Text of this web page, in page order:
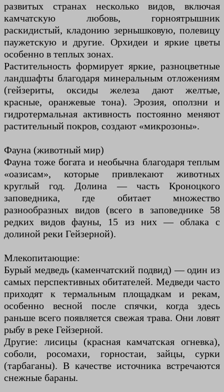
развитых странах несколько видов, включая
камчатскую любовь, горноятрышник
раскидистый, кладонию зернышковую, полевицу
паужетскую и другие. Орхидеи и яркие цветы
особенно в теплых зонах.
Растительность формирует яркие, разноцветные
ландшафты благодаря минеральным отложениям
(гейзериты, оксиды железа дают желтые,
красные, оранжевые тона). Эрозия, оползни и
гидротермальная активность постоянно меняют
растительный покров, создают «микрозоны».
Фауна (животный мир)
Фауна тоже богата и необычна благодаря теплым
«оазисам», которые привлекают животных
круглый год. Долина — часть Кроноцкого
заповедника, где обитает множество
разнообразных видов (всего в заповеднике 58
редких видов фауны, 15 из них — облака с
долиной реки Гейзерной).
Млекопитающие:
Бурый медведь (каменчатский подвид) — один из
самых перспективных обитателей. Медведи часто
приходят к термальным площадкам и рекам,
особенно весной после спячки, когда здесь
раньше всего появляется свежая трава. Они ловят
рыбу в реке Гейзерной.
Другие: лисицы (красная камчатская огневка),
соболи, росомахи, горностаи, зайцы, сурки
(тарбаганы). В качестве источника встречаются
снежные бараны.